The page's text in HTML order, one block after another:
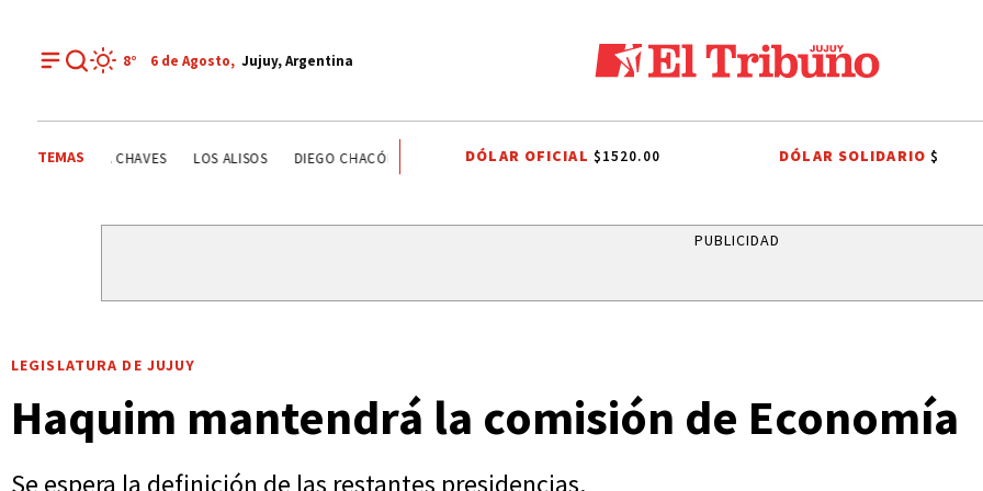
8° 6 de Agosto, Jujuy, Argentina
TEMAS ESTATALES DEPORTE RECREATIVO YAMILA CHAVES LOS ALISOS DIEGO CHACÓN PRIMERA NACIONAL LIGA
DÓLAR OFICIAL $1520.00 DÓLAR SOLIDARIO$
PUBLICIDAD
LEGISLATURA DE JUJUY
Haquim mantendrá la comisión de Economía
Se espera la definición de las restantes presidencias.